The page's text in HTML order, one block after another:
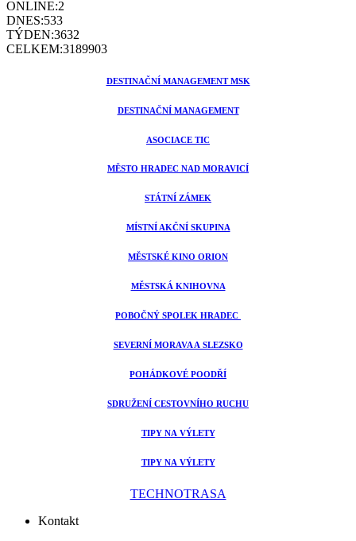
ONLINE:2
DNES:533
TÝDEN:3632
CELKEM:3189903
DESTINAČNÍ MANAGEMENT MSK
DESTINAČNÍ MANAGEMENT
ASOCIACE TIC
MĚSTO HRADEC NAD MORAVICÍ
STÁTNÍ ZÁMEK
MÍSTNÍ AKČNÍ SKUPINA
MĚSTSKÉ KINO ORION
MĚSTSKÁ KNIHOVNA
POBOČNÝ SPOLEK HRADEC
SEVERNÍ MORAVA A SLEZSKO
POHÁDKOVÉ POODŘÍ
SDRUŽENÍ CESTOVNÍHO RUCHU
TIPY NA VÝLETY
TIPY NA VÝLETY
TECHNOTRASA
Kontakt